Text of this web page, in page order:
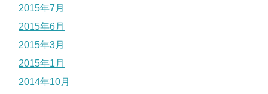
2015年7月
2015年6月
2015年3月
2015年1月
2014年10月